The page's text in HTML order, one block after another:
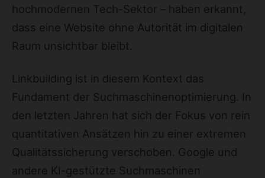
hochmodernen Tech-Sektor – haben erkannt,
dass eine Website ohne Autorität im digitalen
Raum unsichtbar bleibt.
Linkbuilding ist in diesem Kontext das
Fundament der Suchmaschinenoptimierung. In
den letzten Jahren hat sich der Fokus von rein
quantitativen Ansätzen hin zu einer extremen
Qualitätssicherung verschoben. Google und
andere KI-gestützte Suchmaschinen